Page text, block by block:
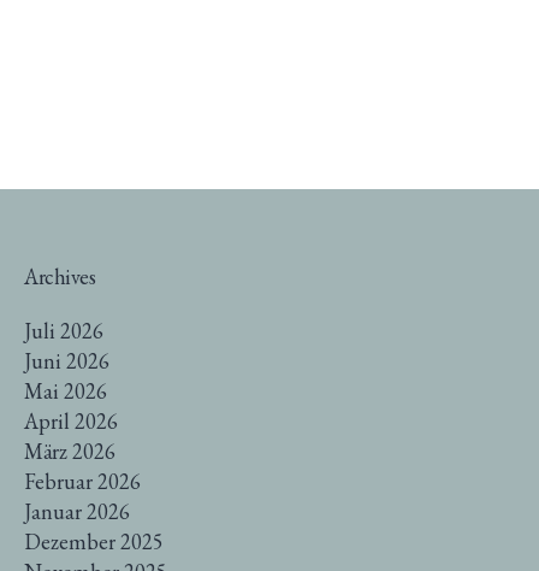
Archives
Juli 2026
Juni 2026
Mai 2026
April 2026
März 2026
Februar 2026
Januar 2026
Dezember 2025